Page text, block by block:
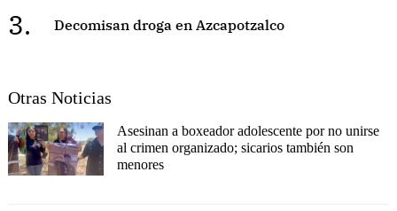
3. Decomisan droga en Azcapotzalco
Otras Noticias
Asesinan a boxeador adolescente por no unirse
al crimen organizado; sicarios también son
menores